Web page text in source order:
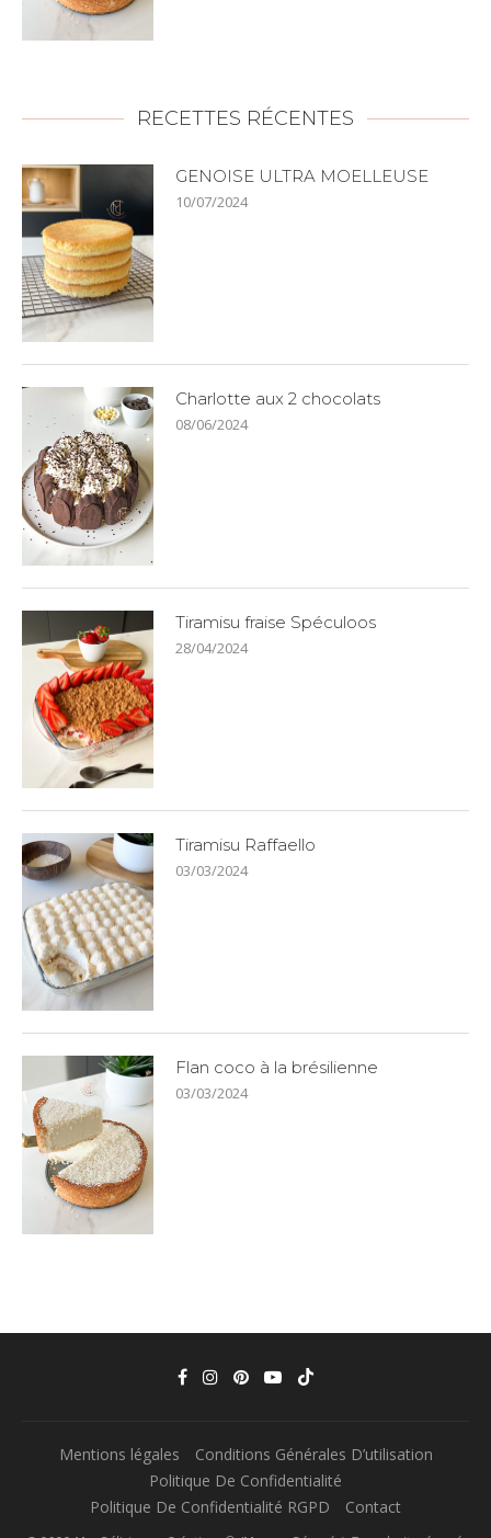
RECETTES RÉCENTES
GENOISE ULTRA MOELLEUSE
10/07/2024
Charlotte aux 2 chocolats
08/06/2024
Tiramisu fraise Spéculoos
28/04/2024
Tiramisu Raffaello
03/03/2024
Flan coco à la brésilienne
03/03/2024
Mentions légales
Conditions Générales D’utilisation
Politique De Confidentialité
Politique De Confidentialité RGPD
Contact